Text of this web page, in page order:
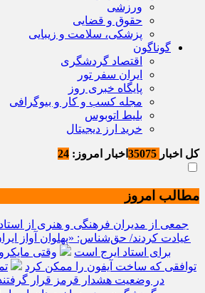
ورزشی
حقوق و قضایی
پزشکی، سلامت و زیبایی
گوناگون
اقتصاد گردشگری
ایران سفر تور
پایگاه خبری روز
مجله کسب و کار و بیوگرافی
بلیط اتوبوس
خرید ارز دیجیتال
کل اخبار اخبار امروز: 24
مطالب امروز
جمعی از مدیران فرهنگی و هنری از
عیادت کردند/ حق‌شناس: «پهلوان آواز
برای استاد ایرج است
وقتی
توافقی که ساخت آیفون را ممکن کرد
در وضعیت هشدار قرمز قرار